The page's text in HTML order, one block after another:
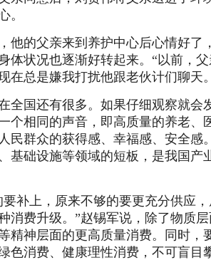
。
的父亲来到养护中心后心情好了
体状况也逐渐好转起来。“以前，
在总是嫌我打扰他跟老伙计们聊天
国还有很多。如果仔细观察就会
个相同的声音，即高质量的养老、
民群众的获得感、幸福感、安全感
基础设施等领域的短板，是我国产
上，原来不够的要更充分供应，
消费升级。”赵锡军说，除了物质
精神层面的更高质量消费。同时，
色消费、健康理性消费，不可盲目